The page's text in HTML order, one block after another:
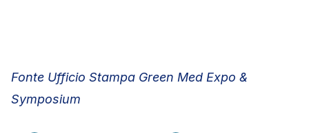
Fonte Ufficio Stampa Green Med Expo &
Symposium